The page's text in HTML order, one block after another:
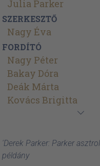
Julia Parker
SZERKESZTŐ
Nagy Éva
FORDÍTÓ
Nagy Péter
Bakay Dóra
Deák Márta
Kovács Brigitta
'Derek Parker: Parker
példány